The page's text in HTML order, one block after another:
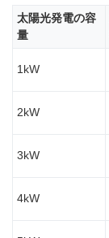
市：
太陽光発電の容
量
1kW
2kW
3kW
4kW